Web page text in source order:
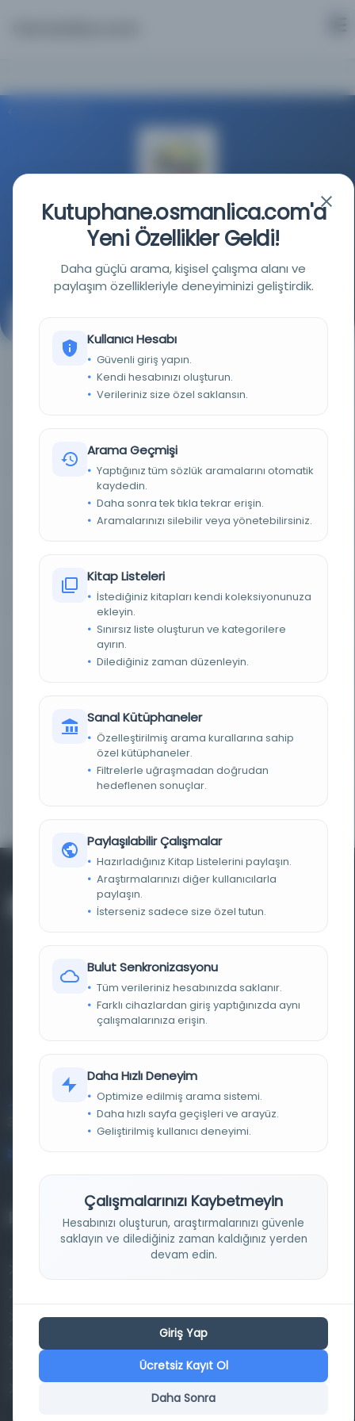
İslami Bilimsel El Yazmaları Girişimi (ISMI)
Kaynağa git
BİLİNMİYOR (Bağdat)_5440 — BİLİNMİYOR (Bağdat)
Fahreddin Ebubekir Muhammed bin el-Hasan
BASIM YERI BİLİNMİYOR (Bağdat) -
Yok | Yok | Hiçbiri
Belge
Evet
Evet
İslami Bilimsel El Yazmaları Girişimi (ISMI)
LOKASYON BİLİNMİYOR (Bağdat)
Yok | Hiçbiri
Farklı dönem, dil ve coğrafyalara ait tarihî yazma ve
basma eserleri, arşiv belgelerini, süreli yayınları ve görsel
Entertech Ofis: 322 İstanbul Ün. Avcılar Kampüsü Avcılar,
Projelerimiz
Türkçe Metin Sıklık Analizi
Kazakça Metin Sıklık Analizi
Transkripsiyon Alfabesi Çevirisi
Tarihi Dokümanlarda Görüntü İyileştirilmesi
Kutuphane.osmanlica.com'a
Yeni Özellikler Geldi!
Daha güçlü arama, kişisel çalışma alanı ve
paylaşım özellikleriyle deneyiminizi geliştirdik.
Kullanıcı Hesabı
Güvenli giriş yapın.
Kendi hesabınızı oluşturun.
Verileriniz size özel saklansın.
Arama Geçmişi
Yaptığınız tüm sözlük aramalarını otomatik
kaydedin.
Daha sonra tek tıkla tekrar erişin.
Aramalarınızı silebilir veya yönetebilirsiniz.
Kitap Listeleri
İstediğiniz kitapları kendi koleksiyonunuza
ekleyin.
Sınırsız liste oluşturun ve kategorilere
ayırın.
Dilediğiniz zaman düzenleyin.
Sanal Kütüphaneler
Özelleştirilmiş arama kurallarına sahip
özel kütüphaneler.
Filtrelerle uğraşmadan doğrudan
hedeflenen sonuçlar.
Paylaşılabilir Çalışmalar
Hazırladığınız Kitap Listelerini paylaşın.
Araştırmalarınızı diğer kullanıcılarla
paylaşın.
İsterseniz sadece size özel tutun.
Bulut Senkronizasyonu
Tüm verileriniz hesabınızda saklanır.
Farklı cihazlardan giriş yaptığınızda aynı
çalışmalarınıza erişin.
Daha Hızlı Deneyim
Optimize edilmiş arama sistemi.
Daha hızlı sayfa geçişleri ve arayüz.
Geliştirilmiş kullanıcı deneyimi.
Çalışmalarınızı Kaybetmeyin
Hesabınızı oluşturun, araştırmalarınızı güvenle
saklayın ve dilediğiniz zaman kaldığınız yerden
devam edin.
Giriş Yap
Ücretsiz Kayıt Ol
Daha Sonra